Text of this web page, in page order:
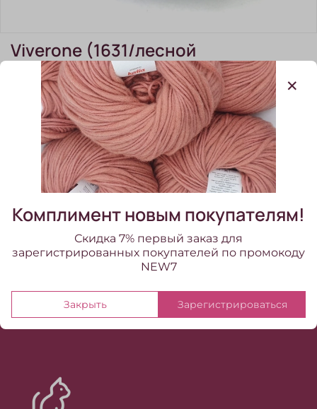
(0)
В наличии: 4 шт
Viverone (1631/лесной
колокольчик)
620.00 ₽
Viverone (1631/лесной колокольчик)
Комплимент новым покупателям!
Скидка 7% первый заказ для
зарегистрированных покупателей по промокоду
NEW7
Закрыть Зарегистрироваться